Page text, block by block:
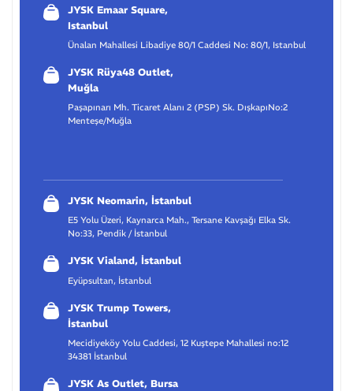
JYSK Emaar Square,
Istanbul
Ünalan Mahallesi Libadiye 80/1 Caddesi No: 80/1, Istanbul
JYSK Rüya48 Outlet,
Muğla
Paşapınarı Mh. Ticaret Alanı 2 (PSP) Sk. DışkapıNo:2
Menteşe/Muğla
JYSK Neomarin, İstanbul
E5 Yolu Üzeri, Kaynarca Mah., Tersane Kavşağı Elka Sk.
No:33, Pendik / İstanbul
JYSK Vialand, İstanbul
Eyüpsultan, İstanbul
JYSK Trump Towers,
İstanbul
Mecidiyeköy Yolu Caddesi, 12 Kuştepe Mahallesi no:12
34381 İstanbul
JYSK As Outlet, Bursa